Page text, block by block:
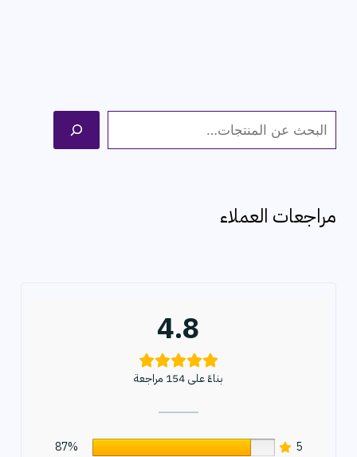
ل
ث
مراجعات العملاء
4.8
بناءً على 154 مراجعة
5
87%